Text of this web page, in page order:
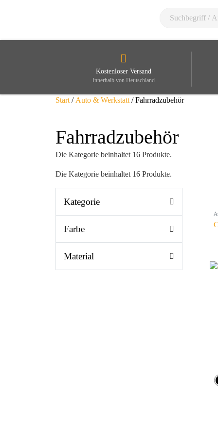
Kostenloser Versand
Innerhalb von Deutschland
Start / Auto & Werkstatt / Fahrradzubehör
Fahrradzubehör
Die Kategorie beinhaltet 16 Produkte.
Die Kategorie beinhaltet 16 Produkte.
Kategorie
Farbe
Material